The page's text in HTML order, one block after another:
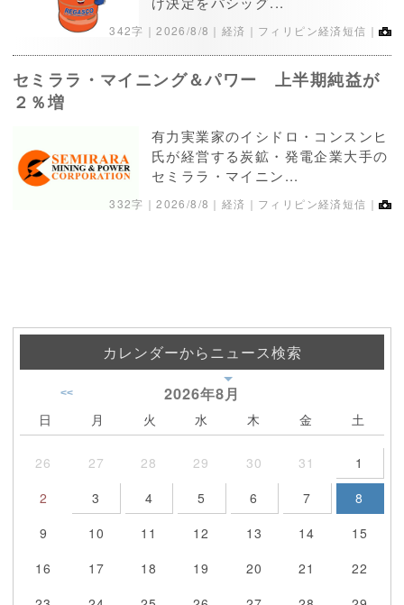
342字｜2026/8/8 ｜経済｜フィリピン経済短信｜
セミララ・マイニング＆パワー 上半期純益が
２％増
有力実業家のイシドロ・コンスンヒ
氏が経営する炭鉱・発電企業大手の
セミララ・マイニン...
332字｜2026/8/8 ｜経済｜フィリピン経済短信｜
カレンダーからニュース検索
2026年8月
<<
日 月 火 水 木 金 土
26 27 28 29 30 31
1
2
3 4 5 6 7
8
9
10 11 12 13 14
15
16
17 18 19 20 21
22